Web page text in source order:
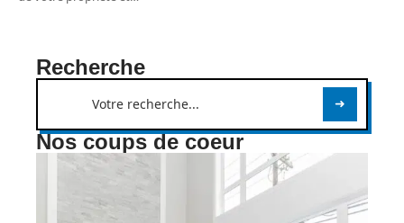
Recherche
Nos coups de coeur